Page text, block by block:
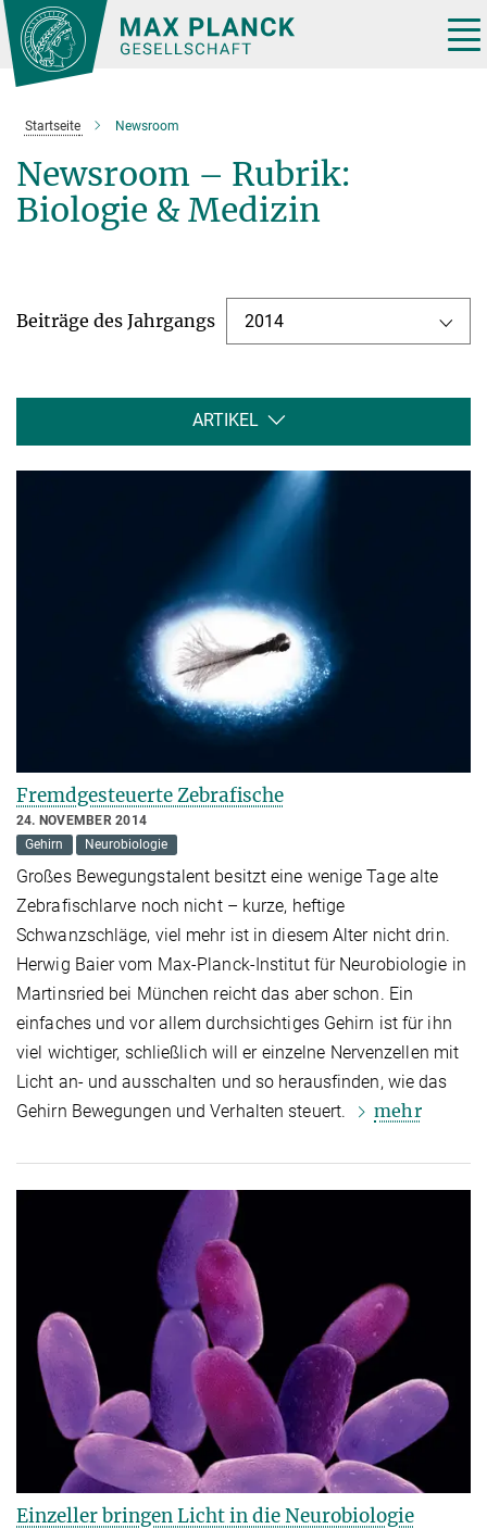
Hauptinhalt
Startseite Newsroom
Newsroom – Rubrik:
Biologie & Medizin
Beiträge des Jahrgangs 2014
ARTIKEL
Fremdgesteuerte Zebrafische
24. NOVEMBER 2014
Gehirn
Neurobiologie
Großes Bewegungstalent besitzt eine wenige Tage alte
Zebrafischlarve noch nicht – kurze, heftige
Schwanzschläge, viel mehr ist in diesem Alter nicht drin.
Herwig Baier vom Max-Planck-Institut für Neurobiologie in
Martinsried bei München reicht das aber schon. Ein
einfaches und vor allem durchsichtiges Gehirn ist für ihn
viel wichtiger, schließlich will er einzelne Nervenzellen mit
Licht an- und ausschalten und so herausfinden, wie das
Gehirn Bewegungen und Verhalten steuert.
mehr
Einzeller bringen Licht in die Neurobiologie